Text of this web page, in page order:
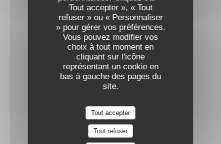
Tout accepter », « Tout
refuser » ou « Personnaliser
» pour gérer vos préférences.
Vous pouvez modifier vos
choix à tout moment en
cliquant sur l'icône
représentant un cookie en
bas à gauche des pages du
site.
Tout accepter
Tout refuser